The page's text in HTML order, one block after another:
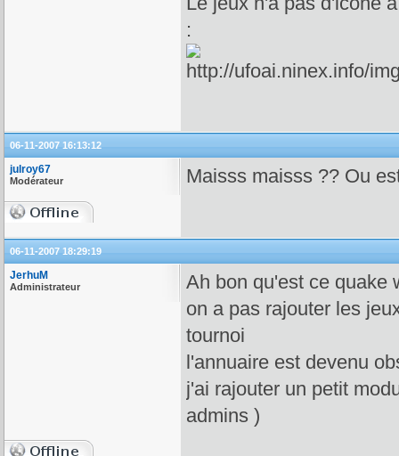
:
06-11-2007 16:13:12
julroy67
Modérateur Maisss maisss ?? Ou
06-11-2007 18:29:19
JerhuM
Administrateur
Ah bon qu'est ce quake
on a pas rajouter les
tournoi
l'annuaire est devenu
j'ai rajouter un petit
admins )